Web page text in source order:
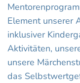
Element unserer
inklusiver
Aktivitäten,
unsere
das